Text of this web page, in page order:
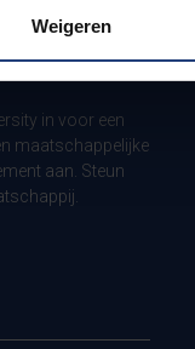
Weigeren
in voor een
maatschappelijke
aan. Steun